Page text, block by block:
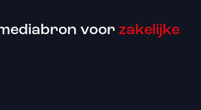
voor zakelijke